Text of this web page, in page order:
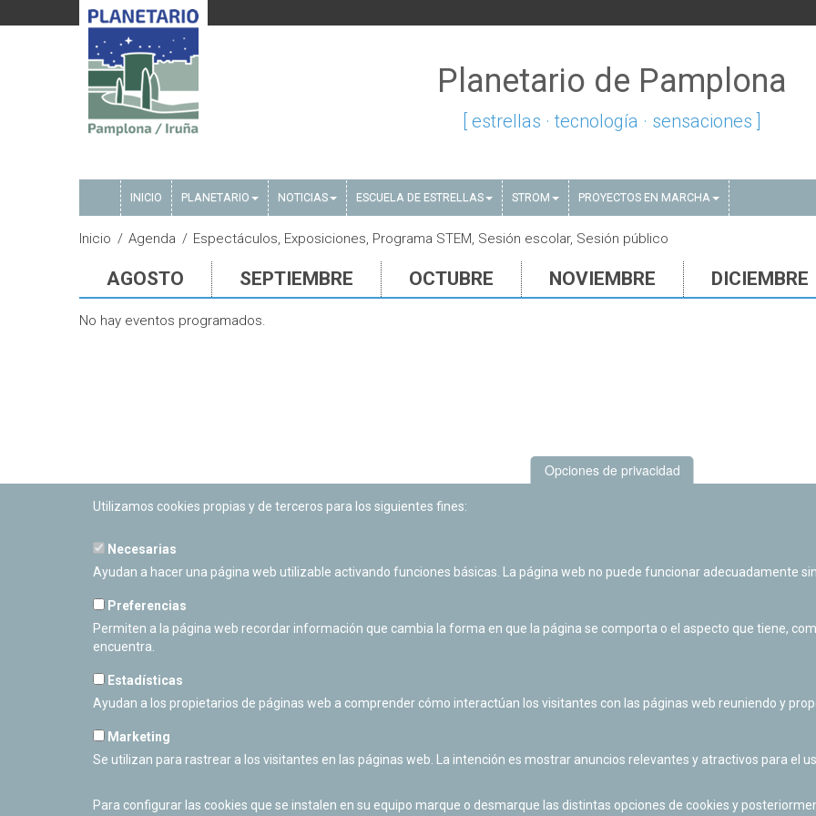
Planetario de Pamplona
[ estrellas · tecnología · sensaciones ]
INICIO PLANETARIO NOTICIAS ESCUELA DE ESTRELLAS STROM PROYECTOS EN MARCHA
Inicio Agenda Espectáculos, Exposiciones, Programa STEM, Sesión escolar, Sesión público
AGOSTO SEPTIEMBRE OCTUBRE NOVIEMBRE DICIEMBRE
No hay eventos programados.
PLANETARIO DE PAMPLONA
Calle Sancho RamÃ­rez, s/n
Cerrado Temporalmente
Opciones de privacidad
Utilizamos cookies propias y de terceros para los siguientes fines:
Necesarias
Ayudan a hacer una página web utilizable activando funciones básicas. La página web no puede funcionar adecuadamente
Preferencias
Permiten a la página web recordar información que cambia la forma en que la página se comporta o el aspecto que tiene,
encuentra.
Estadísticas
Ayudan a los propietarios de páginas web a comprender cómo interactúan los visitantes con las páginas web reuniendo y
Marketing
Se utilizan para rastrear a los visitantes en las páginas web. La intención es mostrar anuncios relevantes y atractivos para el
Para configurar las cookies que se instalen en su equipo marque o desmarque las distintas opciones de cookies y